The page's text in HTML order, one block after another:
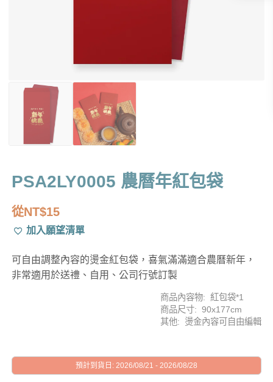
PSA2LY0005 農曆年紅包袋
從NT$15
加入願望清單
可自由調整內容的燙金紅包袋，喜氣滿滿適合農曆新年，
非常適用於送禮、自用、公司行號訂製
商品內容物: 紅包袋*1
商品尺寸: 90x177cm
其他: 燙金內容可自由編輯
預計到貨日: 2026/08/21 - 2026/08/28